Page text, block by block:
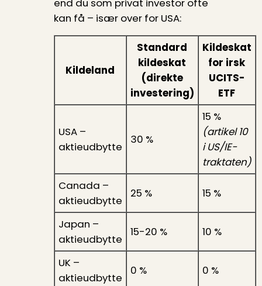
kan få – især over for USA:
Kilde­land
Standard
kildeskat
(direkte
investering)
Kildeskat
for irsk
UCITS-
ETF
USA –
aktieudbytte
30 %
15 %
(artikel 10
i US/IE-
traktaten)
Canada –
aktieudbytte
25 % 15 %
Japan –
aktieudbytte
15-20 % 10 %
UK –
aktieudbytte
0 % 0 %